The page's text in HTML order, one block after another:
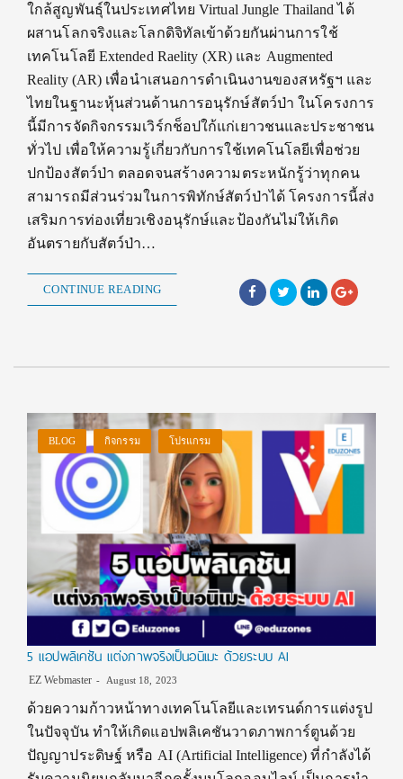
ใกล้สูญพันธุ์ในประเทศไทย Virtual Jungle Thailand ได้
ผสานโลกจริงและโลกดิจิทัลเข้าด้วยกันผ่านการใช้
เทคโนโลยี Extended Raelity (XR) และ Augmented
Reality (AR) เพื่อนำเสนอการดำเนินงานของสหรัฐฯ และ
ไทยในฐานะหุ้นส่วนด้านการอนุรักษ์สัตว์ป่า ในโครงการ
นี้มีการจัดกิจกรรมเวิร์กช็อปใก้แก่เยาวชนและประชาชน
ทั่วไป เพื่อให้ความรู้เกี่ยวกับการใช้เทคโนโลยีเพื่อช่วย
ปกป้องสัตว์ป่า ตลอดจนสร้างความตระหนักรู้ว่าทุกคน
สามารถมีส่วนร่วมในการพิทักษ์สัตว์ป่าได้ โครงการนี้ส่ง
เสริมการท่องเที่ยวเชิงอนุรักษ์และป้องกันไม่ให้เกิด
อันตรายกับสัตว์ป่า…
CONTINUE READING
BLOG กิจกรรม โปรแกรม
5 แอปพลิเคชัน แต่งภาพจริงเป็นอนิเมะ ด้วยระบบ AI
EZ Webmaster August 18, 2023
ด้วยความก้าวหน้าทางเทคโนโลยีและเทรนด์การแต่งรูป
ในปัจจุบัน ทำให้เกิดแอปพลิเคชันวาดภาพการ์ตูนด้วย
ปัญญาประดิษฐ์ หรือ AI (Artificial Intelligence) ที่กำลังได้